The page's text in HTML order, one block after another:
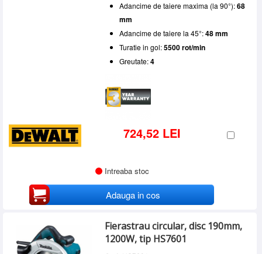
Adancime de taiere maxima (la 90°):68
mm
Adancime de taiere la 45°:48 mm
Turatie in gol:5500 rot/min
Greutate:4
724,52 LEI
Intreaba stoc
Adauga in cos
Fierastrau circular, disc 190mm,
1200W, tip HS7601